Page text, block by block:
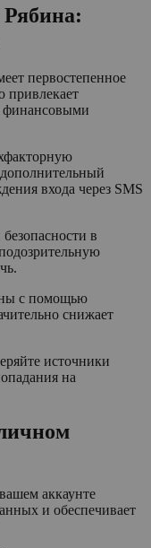
первостепенное
привлекает
финансовыми
входа через SMS
в
с помощью
снижает
источники
на
аккаунте
и обеспечивает